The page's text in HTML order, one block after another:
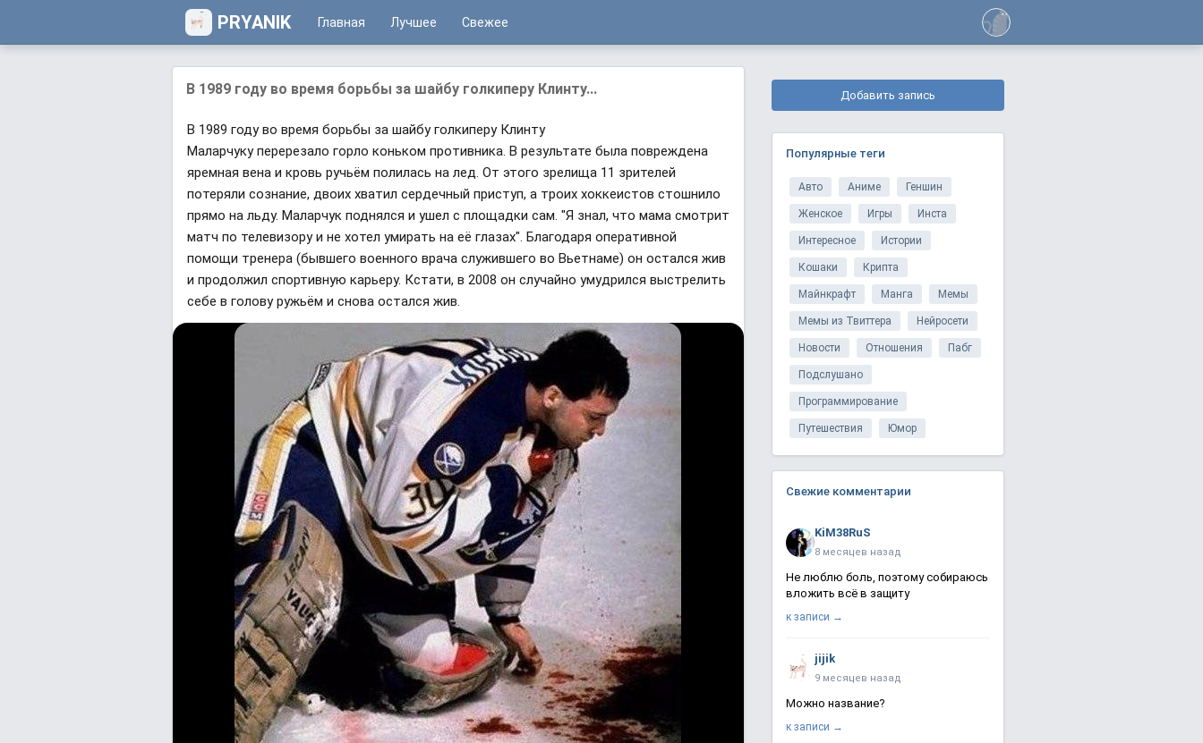
PRYANIK Главная Лучшее Свежее
В 1989 году во время борьбы за шайбу голкиперу Клинту...
В 1989 году во время борьбы за шайбу голкиперу Клинту
Маларчуку перерезало горло коньком противника. В результате была повреждена
яремная вена и кровь ручьём полилась на лед. От этого зрелища 11 зрителей
потеряли сознание, двоих хватил сердечный приступ, а троих хоккеистов стошнило
прямо на льду. Маларчук поднялся и ушел с площадки сам. "Я знал, что мама смотрит
матч по телевизору и не хотел умирать на её глазах". Благодаря оперативной
помощи тренера (бывшего военного врача служившего во Вьетнаме) он остался жив
и продолжил спортивную карьеру. Кстати, в 2008 он случайно умудрился выстрелить
себе в голову ружьём и снова остался жив.
Добавить запись
Популярные теги
Авто Аниме Геншин
Женское Игры Инста
Интересное Истории
Кошаки Крипта
Майнкрафт Манга Мемы
Мемы из Твиттера Нейросети
Новости Отношения Пабг
Подслушано
Программирование
Путешествия Юмор
Свежие комментарии
KiM38RuS
8 месяцев назад
Не люблю боль, поэтому собираюсь
вложить всё в защиту
к записи →
jijik
9 месяцев назад
Можно название?
к записи →